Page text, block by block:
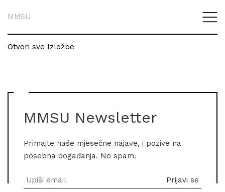
MMSU
Otvori sve Izložbe
MMSU Newsletter
Primajte naše mjesečne najave, i pozive na
posebna događanja. No spam.